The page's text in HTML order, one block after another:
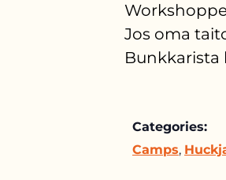
Jos oma
Bunkkarista
Categories:
Camps,